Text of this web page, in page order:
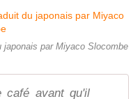
par Miyaco Slocombe
café avant qu'il